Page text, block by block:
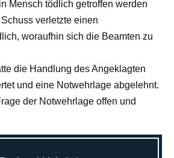
Mensch tödlich getroffen werden
verletzte einen
woraufhin sich die Beamten zu
die Handlung des Angeklagten
und eine Notwehrlage abgelehnt.
der Notwehrlage offen und